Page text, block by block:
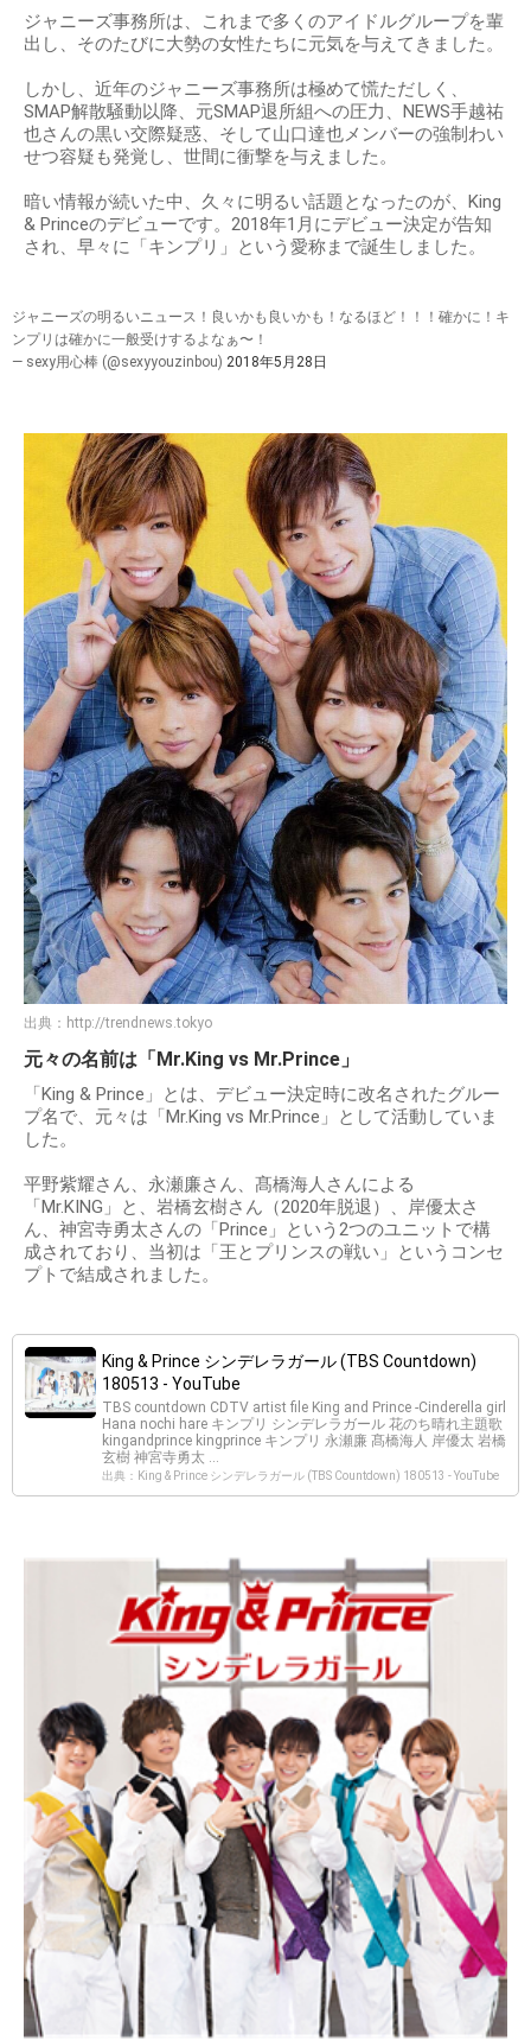
ジャニーズ事務所は、これまで多くのアイドルグループを輩
出し、そのたびに大勢の女性たちに元気を与えてきました。
しかし、近年のジャニーズ事務所は極めて慌ただしく、
SMAP解散騒動以降、元SMAP退所組への圧力、NEWS手越祐
也さんの黒い交際疑惑、そして山口達也メンバーの強制わい
せつ容疑も発覚し、世間に衝撃を与えました。
暗い情報が続いた中、久々に明るい話題となったのが、King
& Princeのデビューです。2018年1月にデビュー決定が告知
され、早々に「キンプリ」という愛称まで誕生しました。
ジャニーズの明るいニュース！良いかも良いかも！なるほど！！！確かに！キ
ンプリは確かに一般受けするよなぁ〜！
— sexy用心棒 (@sexyyouzinbou) 2018年5月28日
出典： http://trendnews.tokyo
元々の名前は「Mr.King vs Mr.Prince」
「King & Prince」とは、デビュー決定時に改名されたグルー
プ名で、元々は「Mr.King vs Mr.Prince」として活動していま
した。
平野紫耀さん、永瀬廉さん、髙橋海人さんによる
「Mr.KING」と、岩橋玄樹さん（2020年脱退）、岸優太さ
ん、神宮寺勇太さんの「Prince」という2つのユニットで構
成されており、当初は「王とプリンスの戦い」というコンセ
プトで結成されました。
King & Prince シンデレラガール (TBS Countdown)
180513 - YouTube
TBS countdown CDTV artist file King and Prince -Cinderella girl
Hana nochi hare キンプリ シンデレラガール 花のち晴れ主題歌
kingandprince kingprince キンプリ 永瀬廉 髙橋海人 岸優太 岩橋
玄樹 神宮寺勇太 ...
出典：King & Prince シンデレラガール (TBS Countdown) 180513 - YouTube